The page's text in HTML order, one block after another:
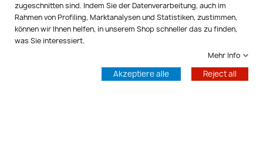
SHOP-EINSTELLUNGEN keyboard_arrow_down
zugeschnitten sind. Indem Sie der Datenverarbeitung, auch im
Rahmen von Profiling, Marktanalysen und Statistiken, zustimmen,
können wir Ihnen helfen, in unserem Shop schneller das zu finden,
was Sie interessiert.
Mehr Info
Akzeptiere alle Reject all